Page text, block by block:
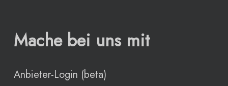
Mache bei uns mit
Anbieter-Login (beta)